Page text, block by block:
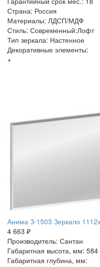
Страна: Россия
Материалы: ЛДСП/МДФ
Стиль: Современный:Лофт
Тип зеркала: Настенное
Декоративные элементы:
+
Анима З-1503 Зеркало
4 663 ₽
Производитель: Сантан
Габаритная высота, мм: 584
Габаритная глубина, мм: